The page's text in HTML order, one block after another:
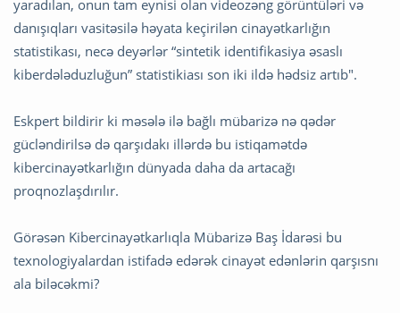
yaradılan, onun tam eynisi olan videozəng görüntüləri və
danışıqları vasitəsilə həyata keçirilən cinayətkarlığın
statistikası, necə deyərlər “sintetik identifikasiya əsaslı
kiberdələduzluğun” statistikiası son iki ildə hədsiz artıb".
Eskpert bildirir ki məsələ ilə bağlı mübarizə nə qədər
gücləndirilsə də qarşıdakı illərdə bu istiqamətdə
kibercinayətkarlığın dünyada daha da artacağı
proqnozlaşdırılır.
Görəsən Kibercinayətkarlıqla Mübarizə Baş İdarəsi bu
texnologiyalardan istifadə edərək cinayət edənlərin qarşısnı
ala biləcəkmi?